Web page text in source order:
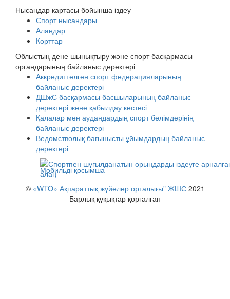
Нысандар картасы бойынша іздеу
Спорт нысандары
Алаңдар
Корттар
Облыстың дене шынықтыру және спорт басқармасы
органдарының байланыс деректері
Аккредиттелген спорт федерацияларының
байланыс деректері
ДШжС басқармасы басшыларының байланыс
деректері және қабылдау кестесі
Қалалар мен аудандардың спорт бөлімдерінің
байланыс деректері
Ведомстволық бағынысты ұйымдардың байланыс
деректері
Мобильді қосымша
© «WTO» Ақпараттық жүйелер орталығы" ЖШС2021
Барлық құқықтар қорғалған